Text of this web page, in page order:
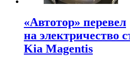
«Автотор» перевел
на электричество
Kia Magentis